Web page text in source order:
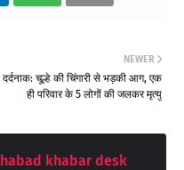
NEWER
दर्दनाक: चूल्हे की चिंगारी से भड़की आग, एक
ही परिवार के 5 लोगों की जलकर मृत्यु
khabar desk